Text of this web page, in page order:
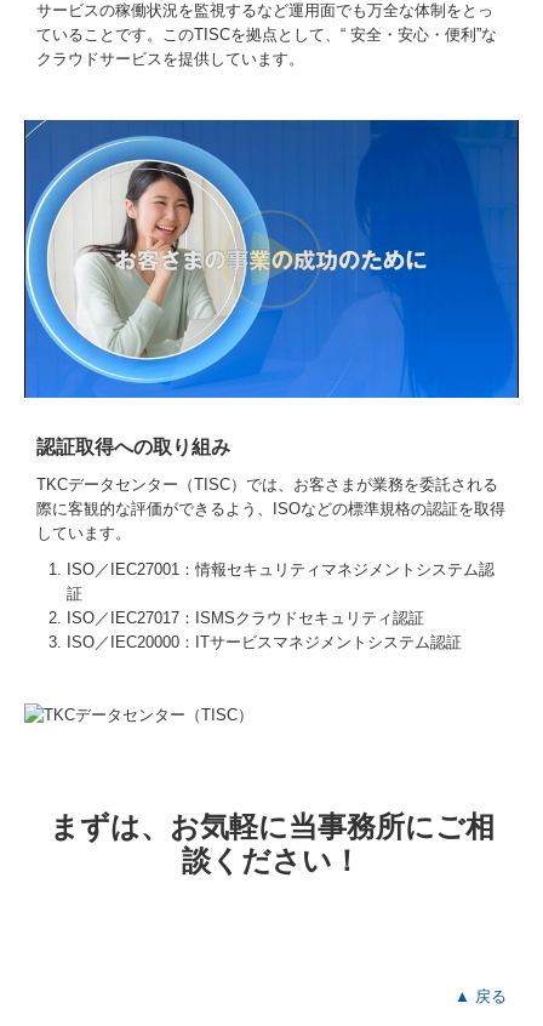
サービスの稼働状況を監視するなど運用面でも万全な体制をとっ
ていることです。このTISCを拠点として、“ 安全・安心・便利”な
クラウドサービスを提供しています。
認証取得への取り組み
TKCデータセンター（TISC）では、お客さまが業務を委託される
際に客観的な評価ができるよう、ISOなどの標準規格の認証を取得
しています。
ISO／IEC27001：情報セキュリティマネジメントシステム認
証
ISO／IEC27017：ISMSクラウドセキュリティ認証
ISO／IEC20000：ITサービスマネジメントシステム認証
まずは、お気軽に当事務所にご相
談ください！
▲ 戻る